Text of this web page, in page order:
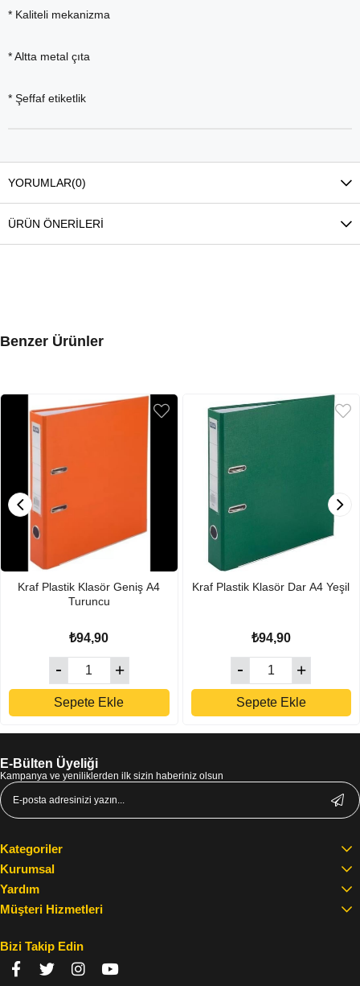
* Kaliteli mekanizma
* Altta metal çıta
* Şeffaf etiketlik
YORUMLAR(0)
ÜRÜN ÖNERILERI
Benzer Ürünler
Kraf Plastik Klasör Geniş A4
Turuncu
₺94,90
Sepete Ekle
Kraf Plastik Klasör Dar A4 Yeşil
₺94,90
Sepete Ekle
E-Bülten Üyeliği
Kampanya ve yeniliklerden ilk sizin haberiniz olsun
Kategoriler
Kurumsal
Yardım
Müşteri Hizmetleri
Bizi Takip Edin